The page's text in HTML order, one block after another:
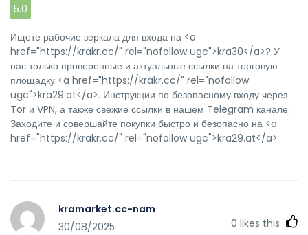
5.0
Ищете рабочие зеркала для входа на <a
href="https://krakr.cc/" rel="nofollow ugc">kra30</a>? У
нас только проверенные и актуальные ссылки на торговую
площадку <a href="https://krakr.cc/" rel="nofollow
ugc">kra29.at</a>. Инструкции по безопасному входу через
Tor и VPN, а также свежие ссылки в нашем Telegram канале.
Заходите и совершайте покупки быстро и безопасно на <a
href="https://krakr.cc/" rel="nofollow ugc">kra29.at</a>
kramarket.cc-nam
30/08/2025
0 likes this